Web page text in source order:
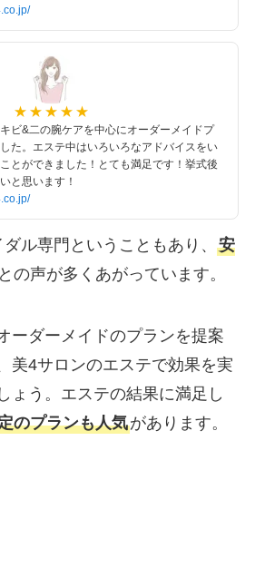
ビ&二の腕ケアを中心にオーダーメイドプ
た。エステ中はいろいろなアドバイスをい
とができました！とても満足です！挙式後
と思います！
ル専門ということもあり、 安
の声が多くあがっています。
ーダーメイドのプランを提案
美4サロンのエステで効果を実
ょう。エステの結果に満足し
のプランも人気があります。